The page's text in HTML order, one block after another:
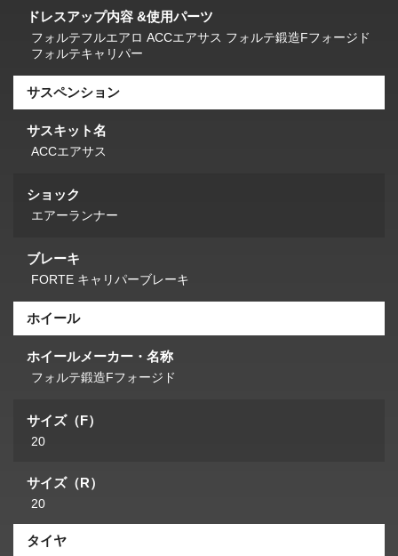
ドレスアップ内容 &使用パーツ
フォルテフルエアロ ACCエアサス フォルテ鍛造Fフォージド
フォルテキャリパー
サスペンション
サスキット名
ACCエアサス
ショック
エアーランナー
ブレーキ
FORTE キャリパーブレーキ
ホイール
ホイールメーカー・名称
フォルテ鍛造Fフォージド
サイズ（F）
20
サイズ（R）
20
タイヤ